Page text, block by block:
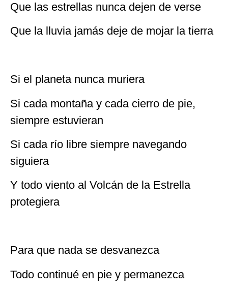
Que las estrellas nunca dejen de verse
Que la lluvia jamás deje de mojar la tierra
Si el planeta nunca muriera
Si cada montaña y cada cierro de pie,
siempre estuvieran
Si cada río libre siempre navegando
siguiera
Y todo viento al Volcán de la Estrella
protegiera
Para que nada se desvanezca
Todo continué en pie y permanezca